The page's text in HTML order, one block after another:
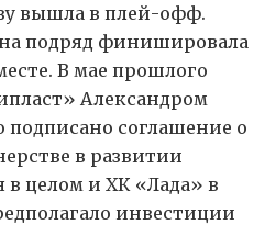
вышла в плей-офф.
подряд финишировала
В мае прошлого
Александром
соглашение о
в развитии
в целом и ХК «Лада» в
инвестиции